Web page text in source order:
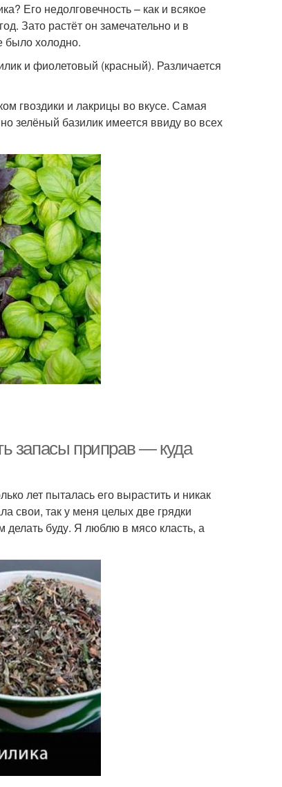
Его недолговечность – как и всякое
Зато растёт он замечательно и в
было холодно.
и фиолетовый (красный). Различается
гвоздики и лакрицы во вкусе. Самая
зелёный базилик имеется ввиду во всех
запасы приправ — куда
лет пыталась его вырастить и никак
свои, так у меня целых две грядки
буду. Я люблю в мясо класть, а